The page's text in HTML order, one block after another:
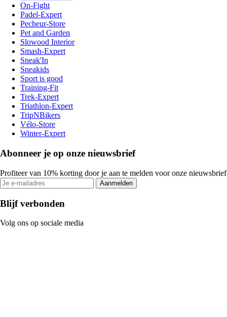
On-Fight
Padel-Expert
Pecheur-Store
Pet and Garden
Slowood Interior
Smash-Expert
Sneak'In
Sneakids
Sport is good
Training-Fit
Trek-Expert
Triathlon-Expert
TripNBikers
Vélo-Store
Winter-Expert
Abonneer je op onze nieuwsbrief
Profiteer van 10% korting door je aan te melden voor onze nieuwsbrief
Aanmelden
Blijf verbonden
Volg ons op sociale media